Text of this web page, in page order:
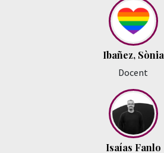
Ibañez, Sònia
Docent
Isaías Fanlo